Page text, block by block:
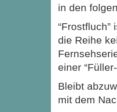
in den
“Frostfluch”
die Reihe
einer
Bleibt
mit dem